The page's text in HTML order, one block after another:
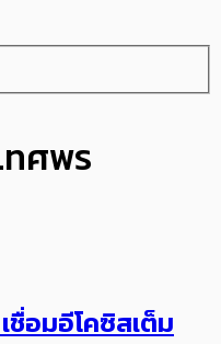
ทศพร
ชื่อม​อีโคซิสเต็ม